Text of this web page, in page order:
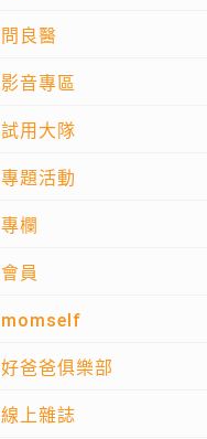
問良醫
影音專區
試用大隊
專題活動
專欄
會員
momself
好爸爸俱樂部
線上雜誌